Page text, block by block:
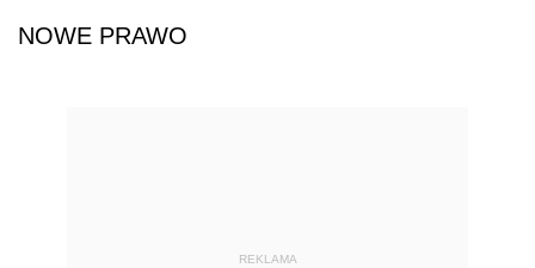
NOWE PRAWO
REKLAMA